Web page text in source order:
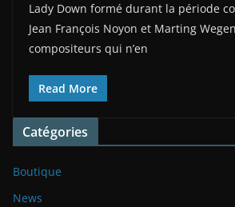
Lady Down formé durant la période
Jean François Noyon et Marting
compositeurs qui n’en
Read More
Catégories
Boutique
News